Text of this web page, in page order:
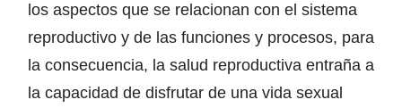
los aspectos que se relacionan con el sistema
reproductivo y de las funciones y procesos, para
la consecuencia, la salud reproductiva entraña a
la capacidad de disfrutar de una vida sexual